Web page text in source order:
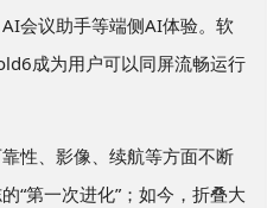
会议助手等端侧AI体验。软
成为用户可以同屏流畅运行
性、影像、续航等方面不断
“第一次进化”；如今，折叠大